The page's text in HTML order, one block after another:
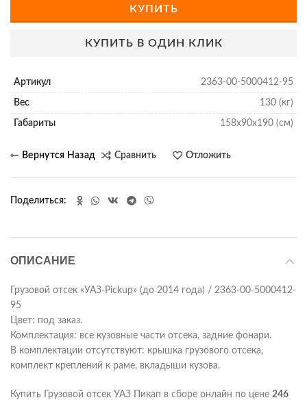
КУПИТЬ
КУПИТЬ В ОДИН КЛИК
Артикул 2363-00-5000412-95
Вес 130 (кг)
Габариты 158х90х190 (см)
Сравнить Отложить
Поделиться
ОПИСАНИЕ
Грузовой отсек «УАЗ-Pickup» (до 2014 года) / 2363-00-5000412-
95
Цвет: под заказ.
Комплектация: все кузовные части отсека, задние фонари.
В комплектации отсутствуют: крышка грузового отсека,
комплект креплений к раме, вкладыши кузова.
Купить Грузовой отсек УАЗ Пикап в сборе онлайн по цене 246